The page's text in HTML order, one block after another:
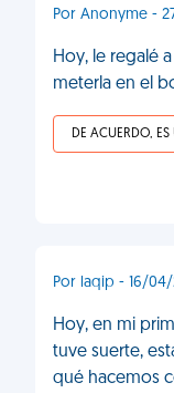
Por Anonyme -
Hoy, le regalé
meterla en el
DE ACUERDO,
Por laqip - 16/04/
Hoy, en mi
tuve suerte,
qué hacemos